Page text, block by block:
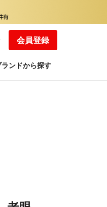
会員登録
ランドから探す